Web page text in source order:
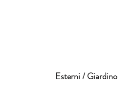
Esterni / Giardino